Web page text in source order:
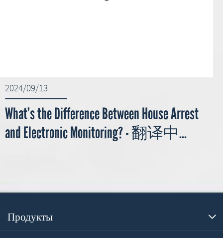
2024/09/13
What’s the Difference Between House Arrest
and Electronic Monitoring? - 翻译中...
Продукты 